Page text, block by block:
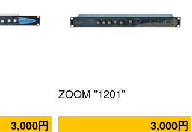
3,000円
ZOOM ”1201”
3,000円